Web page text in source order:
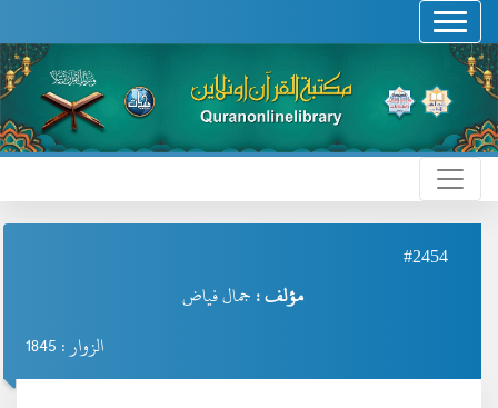
#2454
مؤلف : جمال فياض
الزوار : 1845